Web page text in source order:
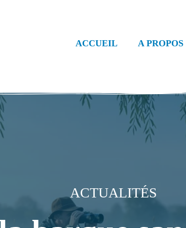
ACCUEIL
A
ACTUALITÉS